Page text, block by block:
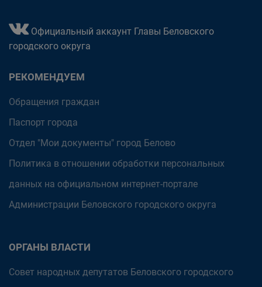
Официальный аккаунт Главы Беловского
городского округа
РЕКОМЕНДУЕМ
Обращения граждан
Паспорт города
Отдел "Мои документы" город Белово
Политика в отношении обработки персональных
данных на официальном интернет-портале
Администрации Беловского городского округа
ОРГАНЫ ВЛАСТИ
Совет народных депутатов Беловского городского